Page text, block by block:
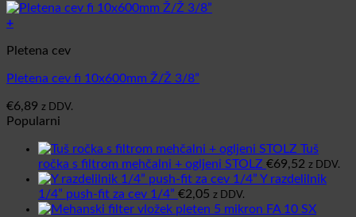
+
Pletena cev
Pletena cev fi 10x600mm Ž/Ž 3/8”
€6,89 z DDV.
Popularni
Tuš
ročka s filtrom mehčalni + ogljeni STOLZ €69,52 z DDV.
Y razdelilnik
1/4” push-fit za cev 1/4” €2,05 z DDV.